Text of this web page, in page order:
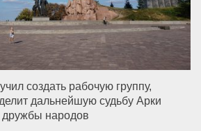
создать рабочую группу,
дальнейшую судьбу Арки
дружбы народов